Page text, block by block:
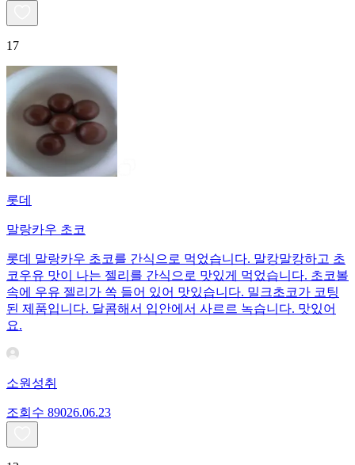
17
롯데
말랑카우 초코
롯데 말랑카우 초코를 간식으로 먹었습니다. 말캉말캉하고 초
코우유 맛이 나는 젤리를 간식으로 맛있게 먹었습니다. 초코볼
속에 우유 젤리가 쏙 들어 있어 맛있습니다. 밀크초코가 코팅
된 제품입니다. 달콤해서 입안에서 사르르 녹습니다. 맛있어
요.
소원성취
조회수 89026.06.23